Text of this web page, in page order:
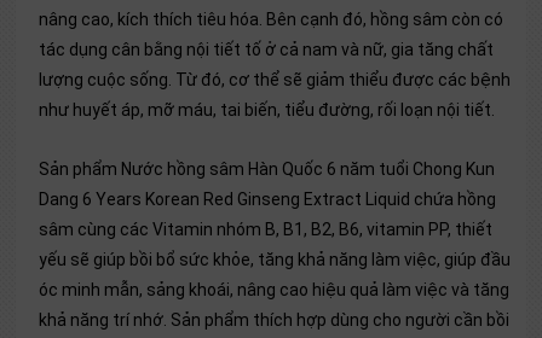
nâng cao, kích thích tiêu hóa. Bên cạnh đó, hồng sâm còn có
tác dụng cân bằng nội tiết tố ở cả nam và nữ, gia tăng chất
lượng cuộc sống. Từ đó, cơ thể sẽ giảm thiểu được các bệnh
như huyết áp, mỡ máu, tai biến, tiểu đường, rối loạn nội tiết.
Sản phẩm Nước hồng sâm Hàn Quốc 6 năm tuổi Chong Kun
Dang 6 Years Korean Red Ginseng Extract Liquid chứa hồng
sâm cùng các Vitamin nhóm B, B1, B2, B6, vitamin PP, thiết
yếu sẽ giúp bồi bổ sức khỏe, tăng khả năng làm việc, giúp đầu
óc minh mẫn, sảng khoái, nâng cao hiệu quả làm việc và tăng
khả năng trí nhớ. Sản phẩm thích hợp dùng cho người cần bồi